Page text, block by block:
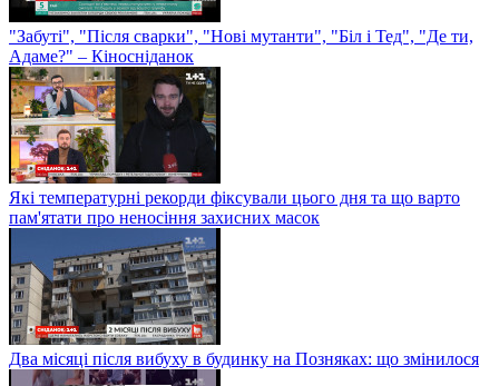
"Забуті", "Після сварки", "Нові мутанти", "Біл і Тед", "Де ти,
Адаме?" – Кіносніданок
Які температурні рекорди фіксували цього дня та що варто
пам'ятати про неносіння захисних масок
Два місяці після вибуху в будинку на Позняках: що змінилося